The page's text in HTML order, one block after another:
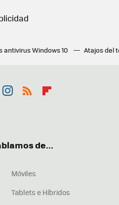
antivirus Windows 10 Atajos del
de...
Móviles
Tablets e Híbridos